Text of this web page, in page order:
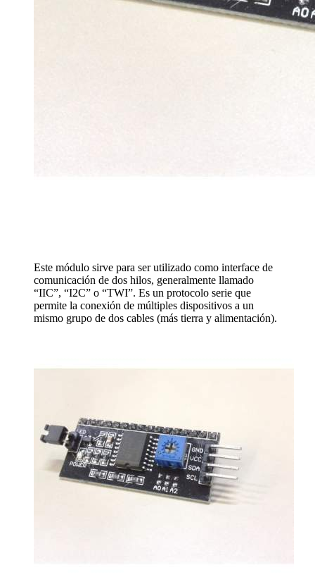
Este módulo sirve para ser utilizado como interface de
comunicación de dos hilos, generalmente llamado
“IIC”, “I2C” o “TWI”. Es un protocolo serie que
permite la conexión de múltiples dispositivos a un
mismo grupo de dos cables (más tierra y alimentación).